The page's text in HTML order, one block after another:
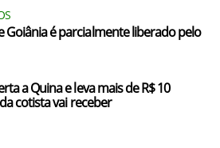
Goiânia é parcialmente liberado pelo
a Quina e leva mais de R$ 10
cotista vai receber